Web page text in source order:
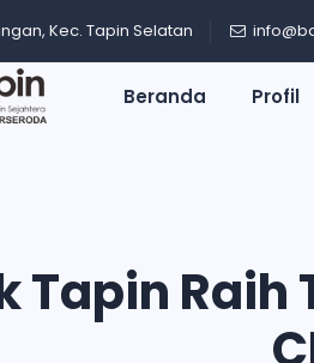
Kec. Tapin Selatan
Beranda Profil
Tapin Raih